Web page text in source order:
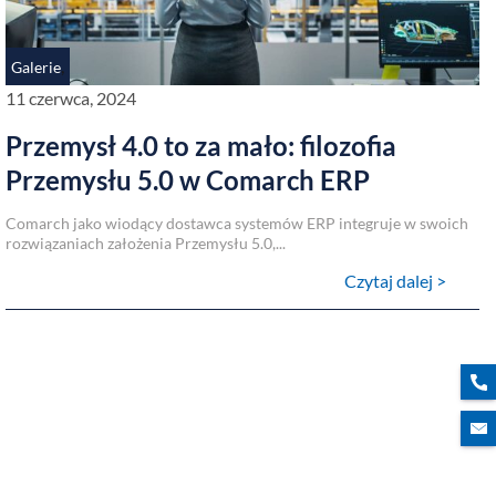
Galerie,
11 czerwca, 2024
Przemysł 4.0 to za mało: filozofia
Przemysłu 5.0 w Comarch ERP
Comarch jako wiodący dostawca systemów ERP integruje w swoich
rozwiązaniach założenia Przemysłu 5.0,...
Czytaj dalej >